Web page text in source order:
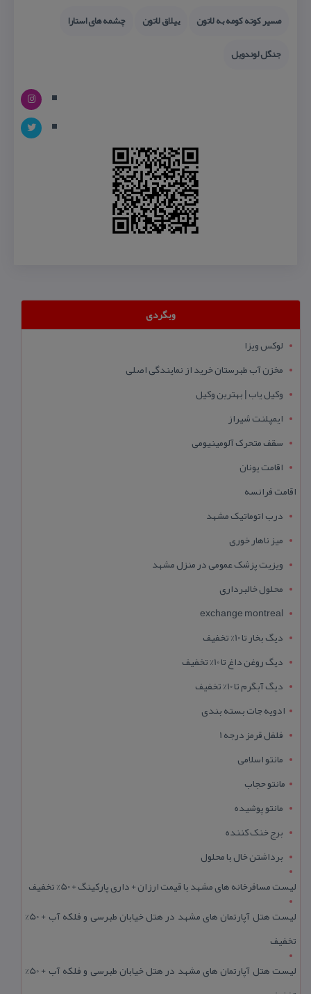
مسیر كوته كومه به لاتون ییلاق لاتون
چشمه های استارا
جنگل لوندویل
وبگردی
لوکس ویزا
مخزن آب طبرستان خرید از نمایندگی اصلی
وکیل یاب | بهترین وکیل
ایمپلنت شیراز
سقف متحرک آلومینیومی
اقامت یونان
اقامت فرانسه
درب اتوماتیک مشهد
میز ناهار خوری
ویزیت پزشک عمومی در منزل مشهد
محلول خالبرداری
exchange montreal
دیگ بخار تا 10% تخفیف
دیگ روغن داغ تا 10% تخفیف
دیگ آبگرم تا 10% تخفیف
ادویه جات بسته بندی
فلفل قرمز درجه 1
مانتو اسلامی
مانتو حجاب
مانتو پوشیده
برج خنک کننده
برداشتن خال با محلول
لیست مسافرخانه های مشهد با قیمت ارزان + داری پارکینگ + 50% تخفیف
لیست هتل آپارتمان های مشهد در هتل خیابان طبرسی و فلکه آب + 50%
تخفیف
لیست هتل آپارتمان های مشهد در هتل خیابان طبرسی و فلکه آب + 50%